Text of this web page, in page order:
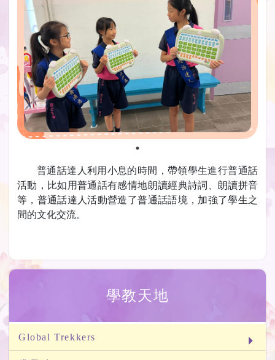
學教天地
Global Trekkers
普通話達人利用小息的時間，帶領學生進行普通話
活動，比如用普通話有感情地朗讀經典詩詞、朗讀拼音
等，普通話達人活動營造了普通話語境，加強了學生之
間的文化交流。